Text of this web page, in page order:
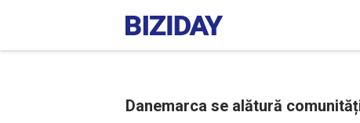
Danemarca se alătură